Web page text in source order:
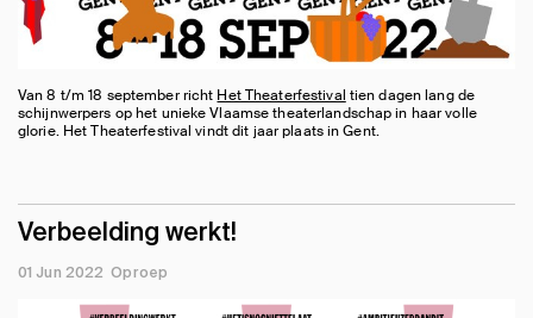
Van 8 t/m 18 september richt Het Theaterfestival tien dagen lang de
schijnwerpers op het unieke Vlaamse theaterlandschap in haar volle
glorie. Het Theaterfestival vindt dit jaar plaats in Gent.
Verbeelding werkt!
01 Jun 2022 Oproep